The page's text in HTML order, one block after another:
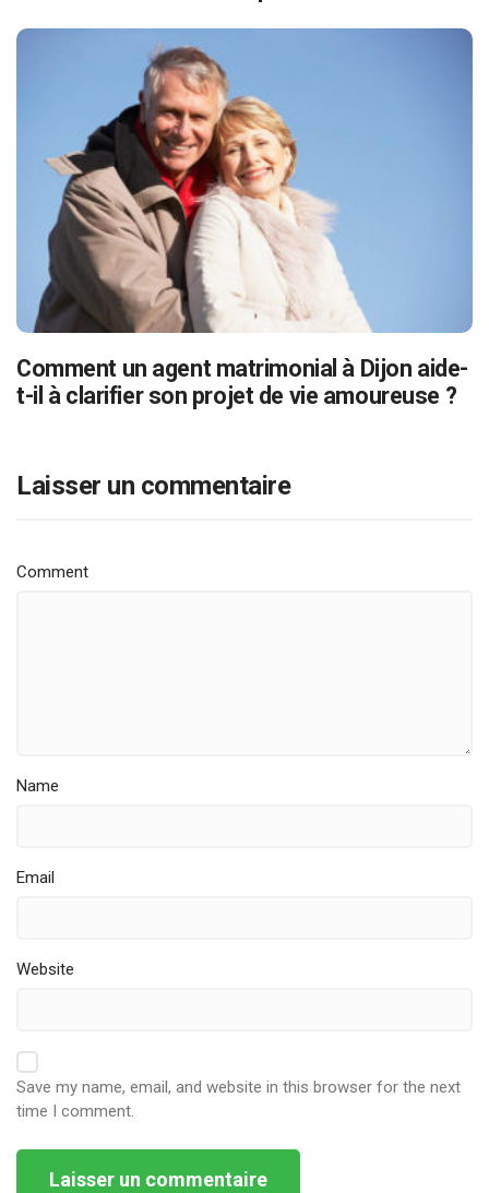
Comment un agent matrimonial à Dijon aide-
t-il à clarifier son projet de vie amoureuse ?
Laisser un commentaire
Comment
Name
Email
Website
Save my name, email, and website in this browser for the next
time I comment.